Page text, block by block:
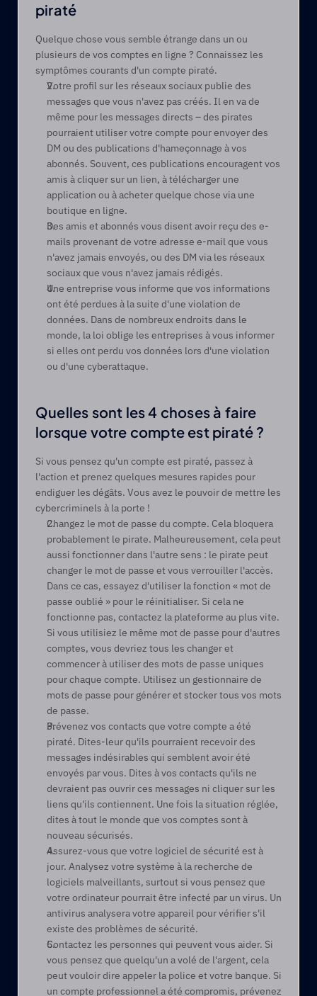
piraté
Quelque chose vous semble étrange dans un ou
plusieurs de vos comptes en ligne ? Connaissez les
symptômes courants d'un compte piraté.
Votre profil sur les réseaux sociaux publie des
messages que vous n'avez pas créés. Il en va de
même pour les messages directs – des pirates
pourraient utiliser votre compte pour envoyer des
DM ou des publications d'hameçonnage à vos
abonnés. Souvent, ces publications encouragent vos
amis à cliquer sur un lien, à télécharger une
application ou à acheter quelque chose via une
boutique en ligne.
Des amis et abonnés vous disent avoir reçu des e-
mails provenant de votre adresse e-mail que vous
n'avez jamais envoyés, ou des DM via les réseaux
sociaux que vous n'avez jamais rédigés.
Une entreprise vous informe que vos informations
ont été perdues à la suite d'une violation de
données. Dans de nombreux endroits dans le
monde, la loi oblige les entreprises à vous informer
si elles ont perdu vos données lors d'une violation
ou d'une cyberattaque.
Quelles sont les 4 choses à faire
lorsque votre compte est piraté ?
Si vous pensez qu'un compte est piraté, passez à
l'action et prenez quelques mesures rapides pour
endiguer les dégâts. Vous avez le pouvoir de mettre les
cybercriminels à la porte !
Changez le mot de passe du compte. Cela bloquera
probablement le pirate. Malheureusement, cela peut
aussi fonctionner dans l'autre sens : le pirate peut
changer le mot de passe et vous verrouiller l'accès.
Dans ce cas, essayez d'utiliser la fonction « mot de
passe oublié » pour le réinitialiser. Si cela ne
fonctionne pas, contactez la plateforme au plus vite.
Si vous utilisiez le même mot de passe pour d'autres
comptes, vous devriez tous les changer et
commencer à utiliser des mots de passe uniques
pour chaque compte. Utilisez un gestionnaire de
mots de passe pour générer et stocker tous vos mots
de passe.
Prévenez vos contacts que votre compte a été
piraté. Dites-leur qu'ils pourraient recevoir des
messages indésirables qui semblent avoir été
envoyés par vous. Dites à vos contacts qu'ils ne
devraient pas ouvrir ces messages ni cliquer sur les
liens qu'ils contiennent. Une fois la situation réglée,
dites à tout le monde que vos comptes sont à
nouveau sécurisés.
Assurez-vous que votre logiciel de sécurité est à
jour. Analysez votre système à la recherche de
logiciels malveillants, surtout si vous pensez que
votre ordinateur pourrait être infecté par un virus. Un
antivirus analysera votre appareil pour vérifier s'il
existe des problèmes de sécurité.
Contactez les personnes qui peuvent vous aider. Si
vous pensez que quelqu'un a volé de l'argent, cela
peut vouloir dire appeler la police et votre banque. Si
un compte professionnel a été compromis, prévenez